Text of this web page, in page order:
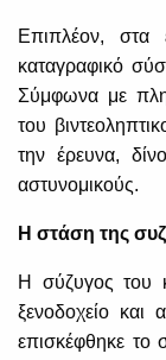
Επιπλέον, στα
καταγραφικό
Σύμφωνα με
του
την έρευνα,
αστυνομικούς.
Η στάση της
Η σύζυγος του
ξενοδοχείο
επισκέφθηκε το